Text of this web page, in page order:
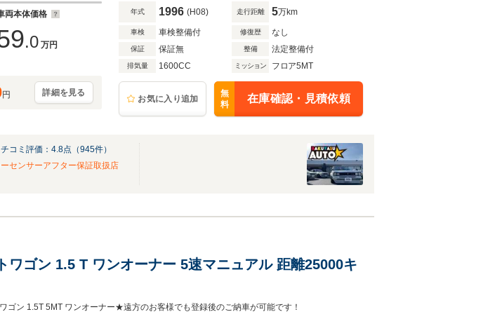
両本体価格
.0 万円
円 詳細を見る
年式 1996 (H08) 走行距離 5万km
車検 車検整備付 修復歴 なし
保証 保証無 整備 法定整備付
排気量 1600CC ミッション フロア5MT
お気に入り追加
無
料
在庫確認・見積依頼
コミ評価： 4.8点（945件）
センサーアフター保証取扱店
ワゴン 1.5 T ワンオーナー 5速マニュアル 距離25000キ
ゴン 1.5T 5MT ワンオーナー★遠方のお客様でも登録後のご納車が可能です！